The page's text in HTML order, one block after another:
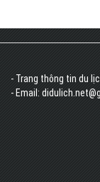
- Trang thông tin du
- Email: